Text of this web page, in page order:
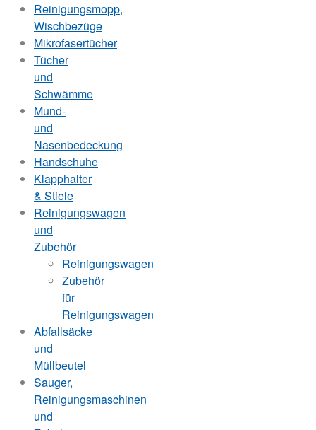
Reinigungsmopp,
Wischbezüge
Mikrofasertücher
Tücher
und
Schwämme
Mund-
und
Nasenbedeckung
Handschuhe
Klapphalter
& Stiele
Reinigungswagen
und
Zubehör
Reinigungswagen
Zubehör
für
Reinigungswagen
Abfallsäcke
und
Müllbeutel
Sauger,
Reinigungsmaschinen
und